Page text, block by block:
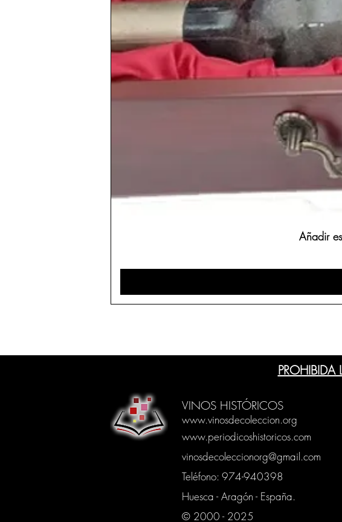
Añadir
VINOS HISTÓRICOS
www.vinosdecoleccion.org
www.periodicoshistoricos.com
vinosdecoleccionorg@gmail.com
Teléfono: 974-940398
Huesca - Aragón - España.
© 2000 - 2025